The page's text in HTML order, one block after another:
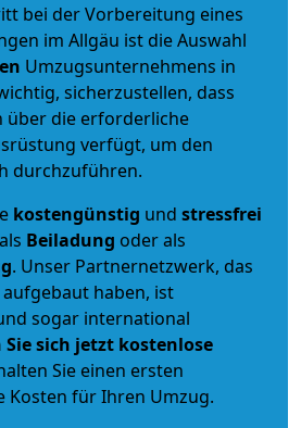
bei der Vorbereitung eines
im Allgäu ist die Auswahl
Umzugsunternehmens in
sicherzustellen, dass
über die erforderliche
verfügt, um den
durchzuführen.
kostengünstig und stressfrei
Beiladung oder als
. Unser Partnernetzwerk, das
haben, ist
sogar international
Sie sich jetzt kostenlose
Sie einen ersten
Kosten für Ihren Umzug.